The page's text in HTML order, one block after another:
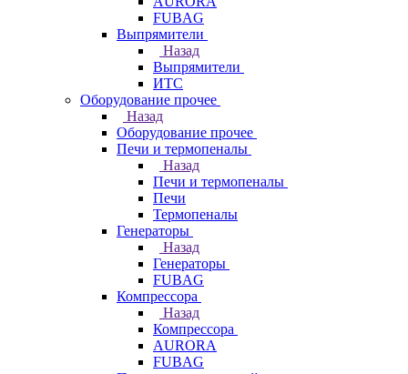
FUBAG
Выпрямители
Назад
Выпрямители
ИТС
Оборудование прочее
Назад
Оборудование прочее
Печи и термопеналы
Назад
Печи и термопеналы
Печи
Термопеналы
Генераторы
Назад
Генераторы
FUBAG
Компрессора
Назад
Компрессора
AURORA
FUBAG